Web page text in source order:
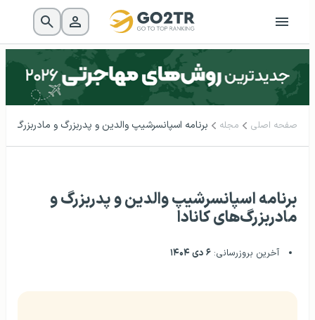
صفحه اصلی مجله برنامه اسپانسرشیپ والدین و پدربزرگ و مادربزرگ‌های
برنامه اسپانسرشیپ والدین و پدربزرگ و
مادربزرگ‌های کانادا
آخرین بروزرسانی: ۶ دی ۱۴۰۴